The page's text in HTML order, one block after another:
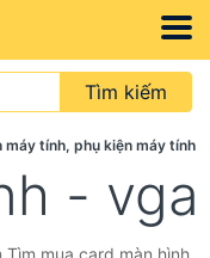
Tìm kiếm
máy tính, phụ kiện máy tính
- vga
mua card màn hình,